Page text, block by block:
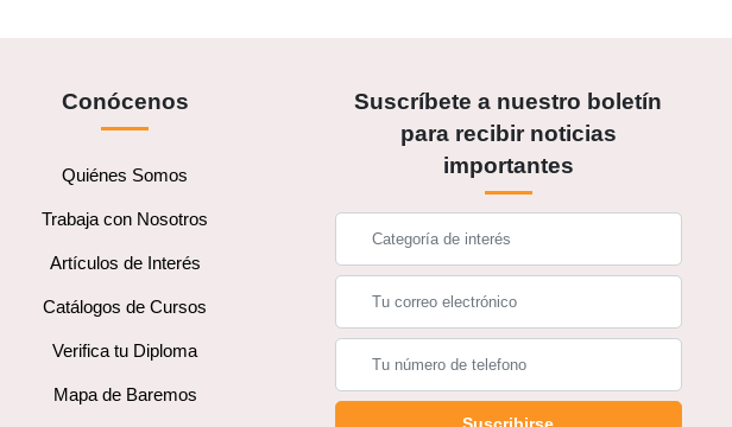
Conócenos
Quiénes Somos
Trabaja con Nosotros
Artículos de Interés
Catálogos de Cursos
Verifica tu Diploma
Mapa de Baremos
Suscríbete a nuestro boletín
para recibir noticias
importantes